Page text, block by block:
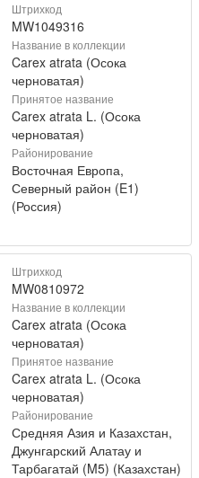
Штрихкод
MW1049316
Название в коллекции
Carex atrata (Осока
черноватая)
Принятое название
Carex atrata L. (Осока
черноватая)
Районирование
Восточная Европа,
Северный район (E1)
(Россия)
Штрихкод
MW0810972
Название в коллекции
Carex atrata (Осока
черноватая)
Принятое название
Carex atrata L. (Осока
черноватая)
Районирование
Средняя Азия и Казахстан,
Джунгарский Алатау и
Тарбагатай (M5) (Казахстан)